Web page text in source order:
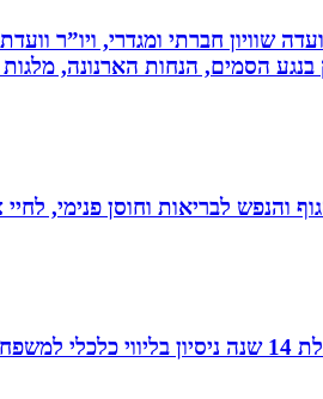
שוויון חברתי ומגדרי, ויו”ר
הסמים, הנחות הארנונה,
והנפש לבריאות וחוסן פנימי,